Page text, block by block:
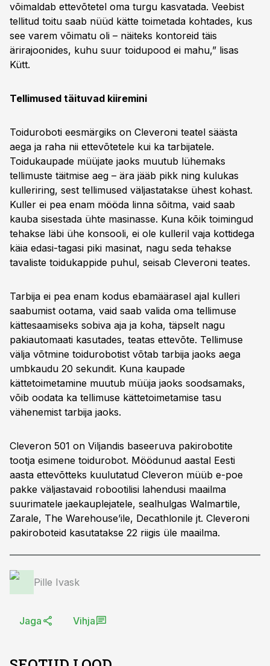
võimaldab ettevõtetel oma turgu kasvatada. Veebist
tellitud toitu saab nüüd kätte toimetada kohtades, kus
see varem võimatu oli – näiteks kontoreid täis
ärirajoonides, kuhu suur toidupood ei mahu,” lisas
Kütt.
Tellimused täituvad kiiremini
Toiduroboti eesmärgiks on Cleveroni teatel säästa
aega ja raha nii ettevõtetele kui ka tarbijatele.
Toidukaupade müüjate jaoks muutub lühemaks
tellimuste täitmise aeg – ära jääb pikk ning kulukas
kulleriring, sest tellimused väljastatakse ühest kohast.
Kuller ei pea enam mööda linna sõitma, vaid saab
kauba sisestada ühte masinasse. Kuna kõik toimingud
tehakse läbi ühe konsooli, ei ole kulleril vaja kottidega
käia edasi-tagasi piki masinat, nagu seda tehakse
tavaliste toidukappide puhul, seisab Cleveroni teates.
Tarbija ei pea enam kodus ebamäärasel ajal kulleri
saabumist ootama, vaid saab valida oma tellimuse
kättesaamiseks sobiva aja ja koha, täpselt nagu
pakiautomaati kasutades, teatas ettevõte. Tellimuse
välja võtmine toidurobotist võtab tarbija jaoks aega
umbkaudu 20 sekundit. Kuna kaupade
kättetoimetamine muutub müüja jaoks soodsamaks,
võib oodata ka tellimuse kättetoimetamise tasu
vähenemist tarbija jaoks.
Cleveron 501 on Viljandis baseeruva pakirobotite
tootja esimene toidurobot. Möödunud aastal Eesti
aasta ettevõtteks kuulutatud Cleveron müüb e-poe
pakke väljastavaid robootilisi lahendusi maailma
suurimatele jaekauplejatele, sealhulgas Walmartile,
Zarale, The Warehouse’ile, Decathlonile jt. Cleveroni
pakiroboteid kasutatakse 22 riigis üle maailma.
Pille Ivask
Jaga Vihja